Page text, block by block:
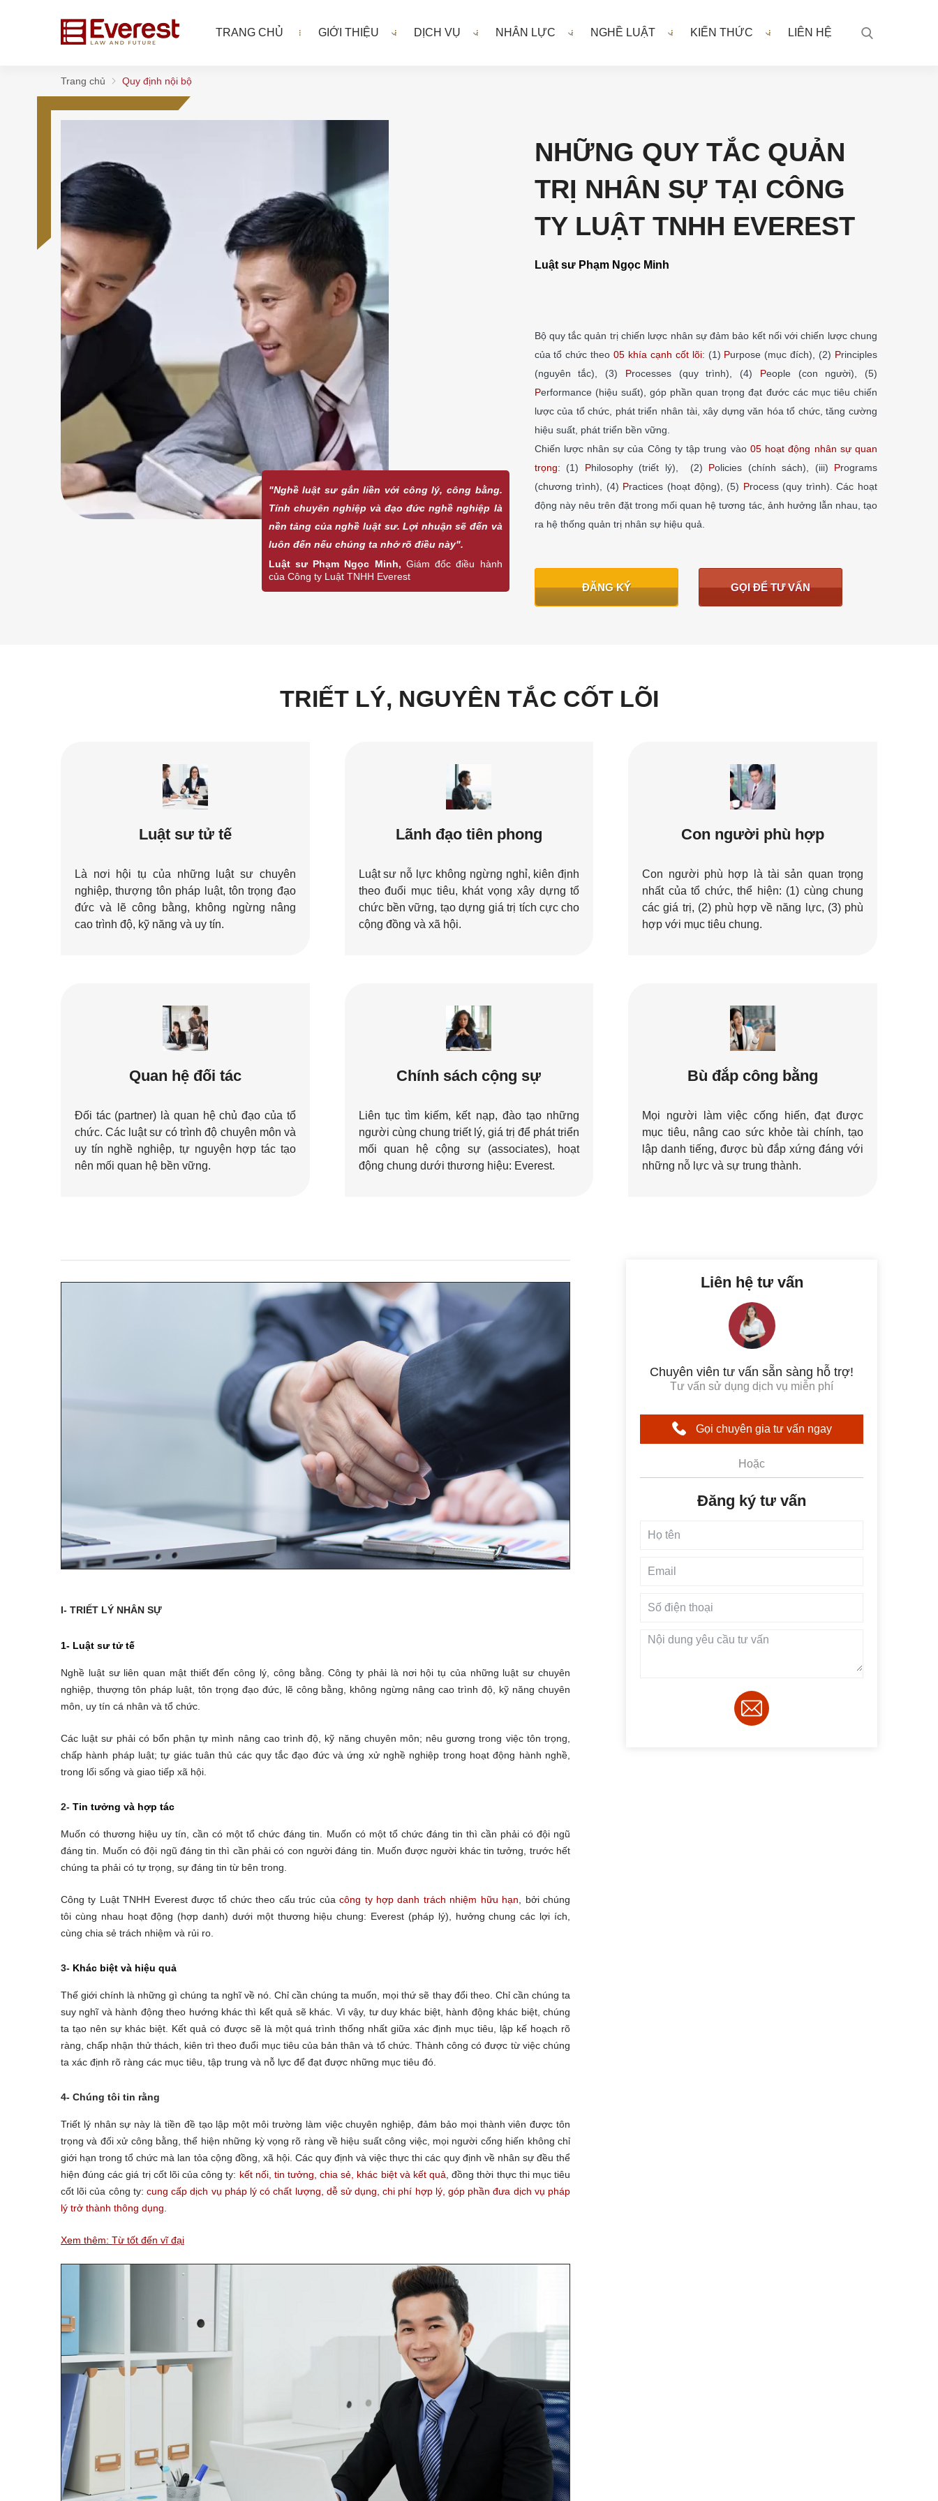
TRANG CHỦ GIỚI THIỆU DỊCH VỤ NHÂN LỰC NGHỀ LUẬT KIẾN THỨC LIÊN HỆ
Trang chủ Quy định nội bộ
"Nghề luật sư gắn liền với công lý, công bằng.
Tính chuyên nghiệp và đạo đức nghề nghiệp là
nền tảng của nghề luật sư. Lợi nhuận sẽ đến và
luôn đến nếu chúng ta nhớ rõ điều này".
Luật sư Phạm Ngọc Minh, Giám đốc điều hành
của Công ty Luật TNHH Everest
NHỮNG QUY TẮC QUẢN
TRỊ NHÂN SỰ TẠI CÔNG
TY LUẬT TNHH EVEREST
Luật sư Phạm Ngọc Minh
Bộ quy tắc quản trị chiến lược nhân sự đảm bảo kết nối với chiến lược chung
của tổ chức theo 05 khía cạnh cốt lõi: (1) Purpose (mục đích), (2) Principles
(nguyên tắc), (3) Processes (quy trình), (4) People (con người), (5)
Performance (hiệu suất), góp phần quan trọng đạt đước các mục tiêu chiến
lược của tổ chức, phát triển nhân tài, xây dựng văn hóa tổ chức, tăng cường
hiệu suất, phát triển bền vững.
Chiến lược nhân sự của Công ty tập trung vào 05 hoạt động nhân sự quan
trọng: (1) Philosophy (triết lý), (2) Policies (chính sách), (iii) Programs
(chương trình), (4) Practices (hoạt động), (5) Process (quy trình). Các hoạt
động này nêu trên đặt trong mối quan hệ tương tác, ảnh hưởng lẫn nhau, tạo
ra hệ thống quản trị nhân sự hiệu quả.
ĐĂNG KÝ GỌI ĐỂ TƯ VẤN
TRIẾT LÝ, NGUYÊN TẮC CỐT LÕI
Luật sư tử tế
Là nơi hội tụ của những luật sư chuyên
nghiệp, thượng tôn pháp luật, tôn trọng đạo
đức và lẽ công bằng, không ngừng nâng
cao trình độ, kỹ năng và uy tín.
Lãnh đạo tiên phong
Luật sư nỗ lực không ngừng nghỉ, kiên định
theo đuổi mục tiêu, khát vọng xây dựng tổ
chức bền vững, tạo dựng giá trị tích cực cho
cộng đồng và xã hội.
Con người phù hợp
Con người phù hợp là tài sản quan trọng
nhất của tổ chức, thể hiện: (1) cùng chung
các giá trị, (2) phù hợp về năng lực, (3) phù
hợp với mục tiêu chung.
Quan hệ đối tác
Đối tác (partner) là quan hệ chủ đạo của tổ
chức. Các luật sư có trình độ chuyên môn và
uy tín nghề nghiệp, tự nguyện hợp tác tạo
nên mối quan hệ bền vững.
Chính sách cộng sự
Liên tục tìm kiếm, kết nạp, đào tạo những
người cùng chung triết lý, giá trị để phát triển
mối quan hệ cộng sự (associates), hoạt
động chung dưới thương hiệu: Everest.
Bù đắp công bằng
Mọi người làm việc cống hiến, đạt được
mục tiêu, nâng cao sức khỏe tài chính, tạo
lập danh tiếng, được bù đắp xứng đáng với
những nỗ lực và sự trung thành.
I- TRIẾT LÝ NHÂN SỰ
1- Luật sư tử tế
Nghề luật sư liên quan mật thiết đến công lý, công bằng. Công ty phải là nơi hội tụ của những luật sư chuyên
nghiệp, thượng tôn pháp luật, tôn trọng đạo đức, lẽ công bằng, không ngừng nâng cao trình độ, kỹ năng chuyên
môn, uy tín cá nhân và tổ chức.
Các luật sư phải có bổn phận tự mình nâng cao trình độ, kỹ năng chuyên môn; nêu gương trong việc tôn trọng,
chấp hành pháp luật; tự giác tuân thủ các quy tắc đạo đức và ứng xử nghề nghiệp trong hoạt động hành nghề,
trong lối sống và giao tiếp xã hội.
2- Tin tưởng và hợp tác
Muốn có thương hiệu uy tín, cần có một tổ chức đáng tin. Muốn có một tổ chức đáng tin thì cần phải có đội ngũ
đáng tin. Muốn có đội ngũ đáng tin thì cần phải có con người đáng tin. Muốn được người khác tin tưởng, trước hết
chúng ta phải có tự trọng, sự đáng tin từ bên trong.
Công ty Luật TNHH Everest được tổ chức theo cấu trúc củacông ty hợp danh trách nhiệm hữu hạn , bởi chúng
tôi cùng nhau hoạt động (hợp danh) dưới một thương hiệu chung: Everest (pháp lý), hưởng chung các lợi ích,
cùng chia sẻ trách nhiệm và rủi ro.
3- Khác biệt và hiệu quả
Thế giới chính là những gì chúng ta nghĩ về nó. Chỉ cần chúng ta muốn, mọi thứ sẽ thay đổi theo. Chỉ cần chúng ta
suy nghĩ và hành động theo hướng khác thì kết quả sẽ khác. Vì vậy, tư duy khác biệt, hành động khác biệt, chúng
ta tạo nên sự khác biệt. Kết quả có được sẽ là một quá trình thống nhất giữa xác định mục tiêu, lập kế hoạch rõ
ràng, chấp nhận thử thách, kiên trì theo đuổi mục tiêu của bản thân và tổ chức. Thành công có được từ việc chúng
ta xác định rõ ràng các mục tiêu, tập trung và nỗ lực để đạt được những mục tiêu đó.
4- Chúng tôi tin rằng
Triết lý nhân sự này là tiền đề tạo lập một môi trường làm việc chuyên nghiệp, đảm bảo mọi thành viên được tôn
trọng và đối xử công bằng, thể hiện những kỳ vọng rõ ràng về hiệu suất công việc, mọi người cống hiến không chỉ
giới hạn trong tổ chức mà lan tỏa cộng đồng, xã hội. Các quy định và việc thực thi các quy định về nhân sự đều thể
hiện đúng các giá trị cốt lõi của công ty: kết nối, tin tưởng, chia sẻ, khác biệt và kết quả , đồng thời thực thi mục tiêu
cốt lõi của công ty: cung cấp dịch vụ pháp lý có chất lượng, dễ sử dụng, chi phí hợp lý, góp phần đưa dịch vụ pháp
lý trở thành thông dụng
Xem thêm: Từ tốt đến vĩ đại
Liên hệ tư vấn
Chuyên viên tư vấn sẵn sàng hỗ trợ!
Tư vấn sử dụng dịch vụ miễn phí
Gọi chuyên gia tư vấn ngay
Hoặc
Đăng ký tư vấn